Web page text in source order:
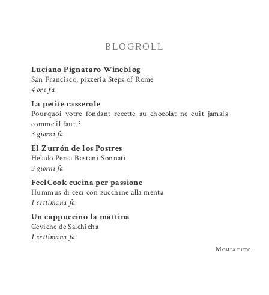
BLOGROLL
Luciano Pignataro Wineblog
San Francisco, pizzeria Steps of Rome
4 ore fa
La petite casserole
Pourquoi votre fondant recette au chocolat ne cuit jamais
comme il faut ?
3 giorni fa
El Zurrón de los Postres
Helado Persa Bastani Sonnati
3 giorni fa
FeelCook cucina per passione
Hummus di ceci con zucchine alla menta
1 settimana fa
Un cappuccino la mattina
Ceviche de Salchicha
1 settimana fa
Mostra tutto